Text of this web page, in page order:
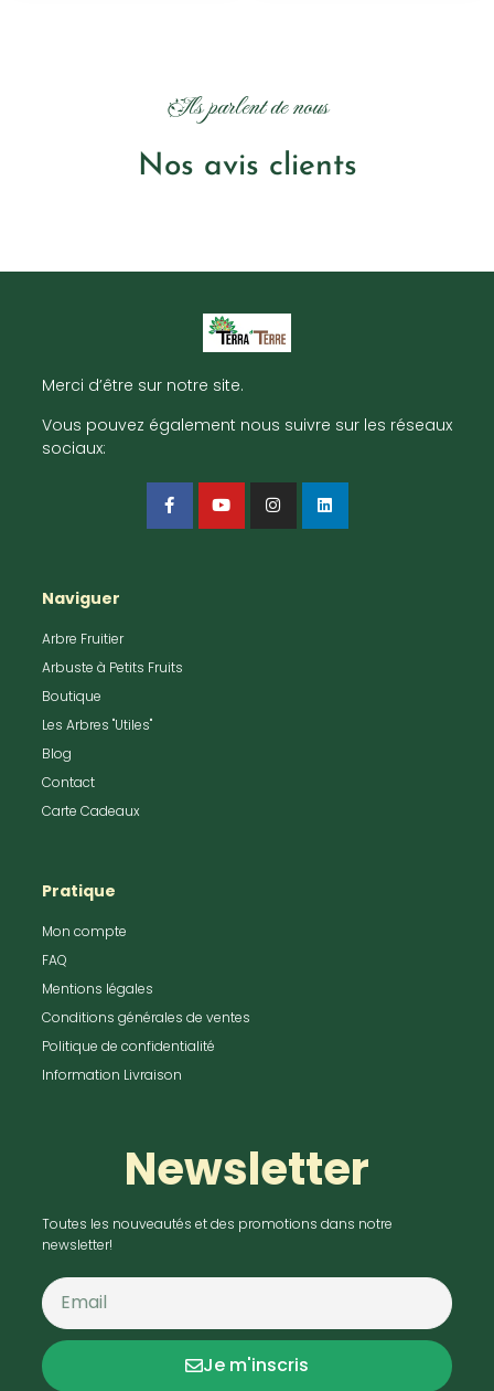
Ils parlent de nous
Nos avis clients
Merci d’être sur notre site.
Vous pouvez également nous suivre sur les réseaux
sociaux:
Naviguer
Arbre Fruitier
Arbuste à Petits Fruits
Boutique
Les Arbres "Utiles"
Blog
Contact
Carte Cadeaux
Pratique
Mon compte
FAQ
Mentions légales
Conditions générales de ventes
Politique de confidentialité
Information Livraison
Newsletter
Toutes les nouveautés et des promotions dans notre
newsletter!
Je m'inscris